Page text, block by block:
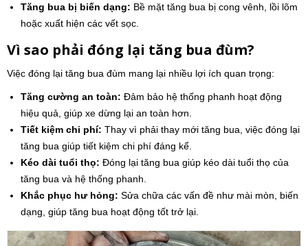
Tăng bua bị biến dạng: Bề mặt tăng bua bị cong vênh, lồi lõm
hoặc xuất hiện các vết sọc.
Vì sao phải đóng lại tăng bua đùm?
Việc đóng lại tăng bua đùm mang lại nhiều lợi ích quan trọng:
Tăng cường an toàn: Đảm bảo hệ thống phanh hoạt động
hiệu quả, giúp xe dừng lại an toàn hơn.
Tiết kiệm chi phí: Thay vì phải thay mới tăng bua, việc đóng lại
tăng bua giúp tiết kiệm chi phí đáng kể.
Kéo dài tuổi thọ: Đóng lại tăng bua giúp kéo dài tuổi thọ của
tăng bua và hệ thống phanh.
Khắc phục hư hỏng: Sửa chữa các vấn đề như mài mòn, biến
dạng, giúp tăng bua hoạt động tốt trở lại.